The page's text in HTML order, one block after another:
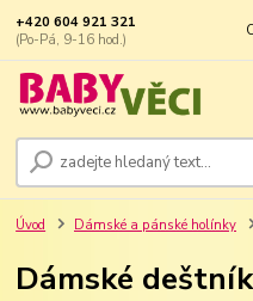
+420 604 921 321
(Po-Pá, 9-16 hod.)
Úvod Dámské a pánské holínky
Dámské